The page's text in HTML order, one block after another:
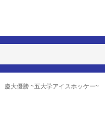
慶大優勝 ~五大学アイスホッケー~